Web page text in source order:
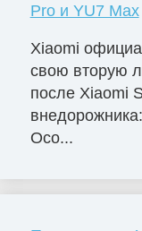
Pro и YU7 Max
Xiaomi
свою вторую
после Xiaomi
Осо...